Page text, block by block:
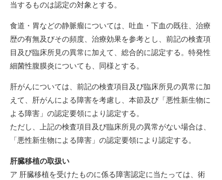
当するものは認定の対象とする。
食道・胃などの静脈瘤については、吐血・下血の既往、治療
歴の有無及びその頻度、治療効果を参考とし、前記の検査項
目及び臨床所見の異常に加えて、総合的に認定する。特発性
細菌性腹膜炎についても、同様とする。
肝がんについては、前記の検査項目及び臨床所見の異常に加
えて、肝がんによる障害を考慮し、本節及び「悪性新生物に
よる障害」の認定要領により認定する。
ただし、上記の検査項目及び臨床所見の異常がない場合は、
「悪性新生物による障害」の認定要領により認定する。
肝臓移植の取扱い
ア 肝臓移植を受けたものに係る障害認定に当たっては、術